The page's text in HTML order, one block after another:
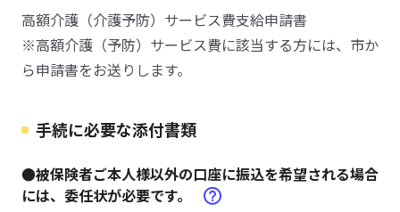
高額介護（介護予防）サービス費支給申請書
※高額介護（予防）サービス費に該当する方には、市か
ら申請書をお送りします。
手続に必要な添付書類
●被保険者ご本人様以外の口座に振込を希望される場合
には、委任状が必要です。